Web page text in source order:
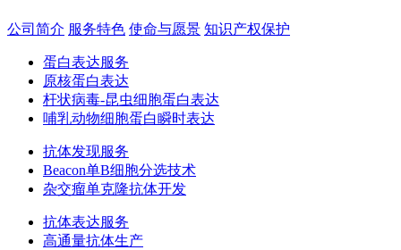
公司简介 服务特色 使命与愿景 知识产权保护
蛋白表达服务
原核蛋白表达
杆状病毒-昆虫细胞蛋白表达
哺乳动物细胞蛋白瞬时表达
抗体发现服务
Beacon单B细胞分选技术
杂交瘤单克隆抗体开发
抗体表达服务
高通量抗体生产